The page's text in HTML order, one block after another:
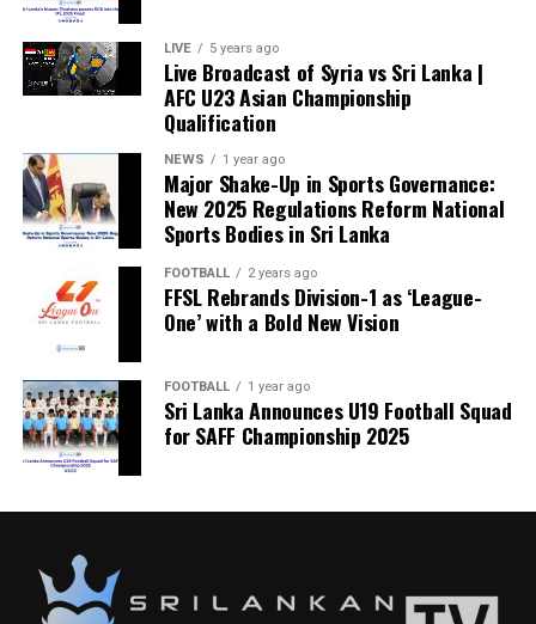
LIVE 5 years ago
Live Broadcast of Syria vs Sri Lanka |
AFC U23 Asian Championship
Qualification
NEWS 1 year ago
Major Shake-Up in Sports Governance:
New 2025 Regulations Reform National
Sports Bodies in Sri Lanka
FOOTBALL 2 years ago
FFSL Rebrands Division-1 as ‘League-
One’ with a Bold New Vision
FOOTBALL 1 year ago
Sri Lanka Announces U19 Football Squad
for SAFF Championship 2025